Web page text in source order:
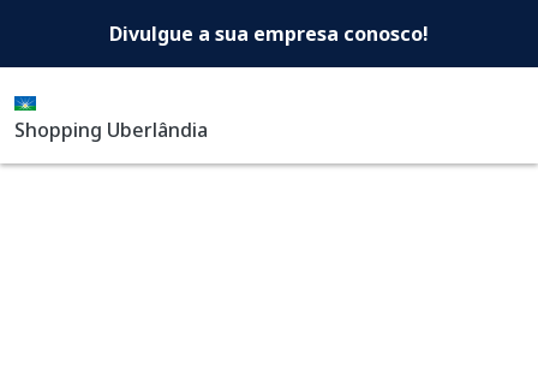
Shopping Uberlândia -
Divulgue a sua empresa conosco!
Shopping Uberlândia